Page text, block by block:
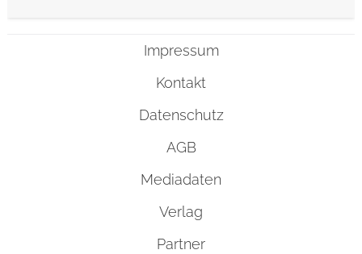
Impressum
Kontakt
Datenschutz
AGB
Mediadaten
Verlag
Partner